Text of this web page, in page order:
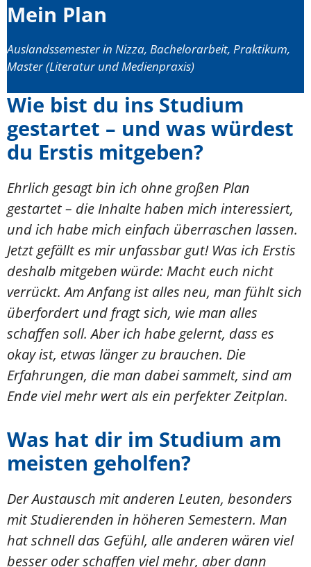
Mein Plan
Auslandssemester in Nizza, Bachelorarbeit, Praktikum,
Master (Literatur und Medienpraxis)
Wie bist du ins Studium
gestartet – und was würdest
du Erstis mitgeben?
Ehrlich gesagt bin ich ohne großen Plan
gestartet – die Inhalte haben mich interessiert,
und ich habe mich einfach überraschen lassen.
Jetzt gefällt es mir unfassbar gut! Was ich Erstis
deshalb mitgeben würde: Macht euch nicht
verrückt. Am Anfang ist alles neu, man fühlt sich
überfordert und fragt sich, wie man alles
schaffen soll. Aber ich habe gelernt, dass es
okay ist, etwas länger zu brauchen. Die
Erfahrungen, die man dabei sammelt, sind am
Ende viel mehr wert als ein perfekter Zeitplan.
Was hat dir im Studium am
meisten geholfen?
Der Austausch mit anderen Leuten, besonders
mit Studierenden in höheren Semestern. Man
hat schnell das Gefühl, alle anderen wären viel
besser oder schaffen viel mehr, aber dann